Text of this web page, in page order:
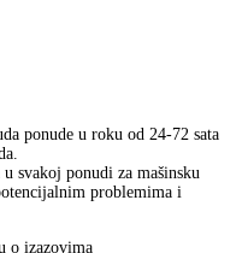
ponude u roku od 24-72 sata
svakoj ponudi za mašinsku
problemima i
o izazovima